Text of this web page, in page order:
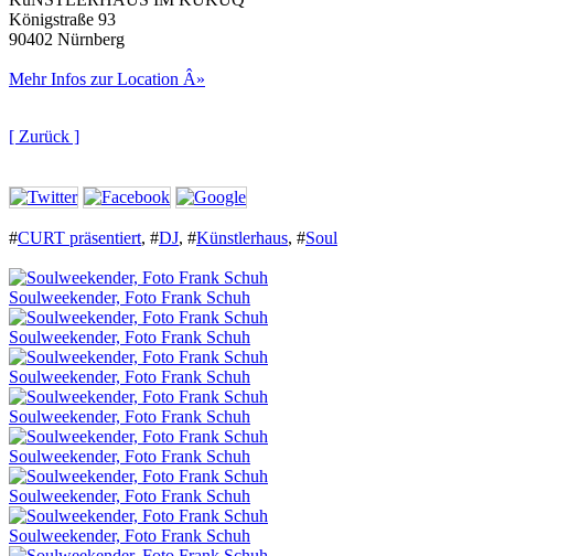
Königstraße 93
90402 Nürnberg
Mehr Infos zur Location Â»
[ Zurück ]
#CURT präsentiert, #DJ, #Künstlerhaus, #Soul
Soulweekender, Foto Frank Schuh
Soulweekender, Foto Frank Schuh
Soulweekender, Foto Frank Schuh
Soulweekender, Foto Frank Schuh
Soulweekender, Foto Frank Schuh
Soulweekender, Foto Frank Schuh
Soulweekender, Foto Frank Schuh